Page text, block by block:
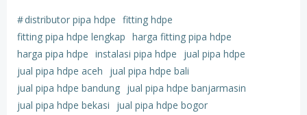
#distributor pipa hdpe fitting hdpe
fitting pipa hdpe lengkap harga fitting pipa hdpe
harga pipa hdpe instalasi pipa hdpe
jual pipa hdpe
jual pipa hdpe aceh
jual pipa hdpe bali
jual pipa hdpe bandung jual pipa hdpe banjarmasin
jual pipa hdpe bekasi
jual pipa hdpe bogor